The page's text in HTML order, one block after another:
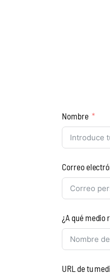
Nombre
Correo
¿A qué medio
URL de tu